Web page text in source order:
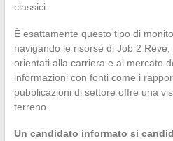
classici.
È esattamente questo tipo di
navigando le risorse di Job 2
orientati alla carriera e al mercato
informazioni con fonti come i
pubblicazioni di settore offre una
terreno.
Un candidato informato si